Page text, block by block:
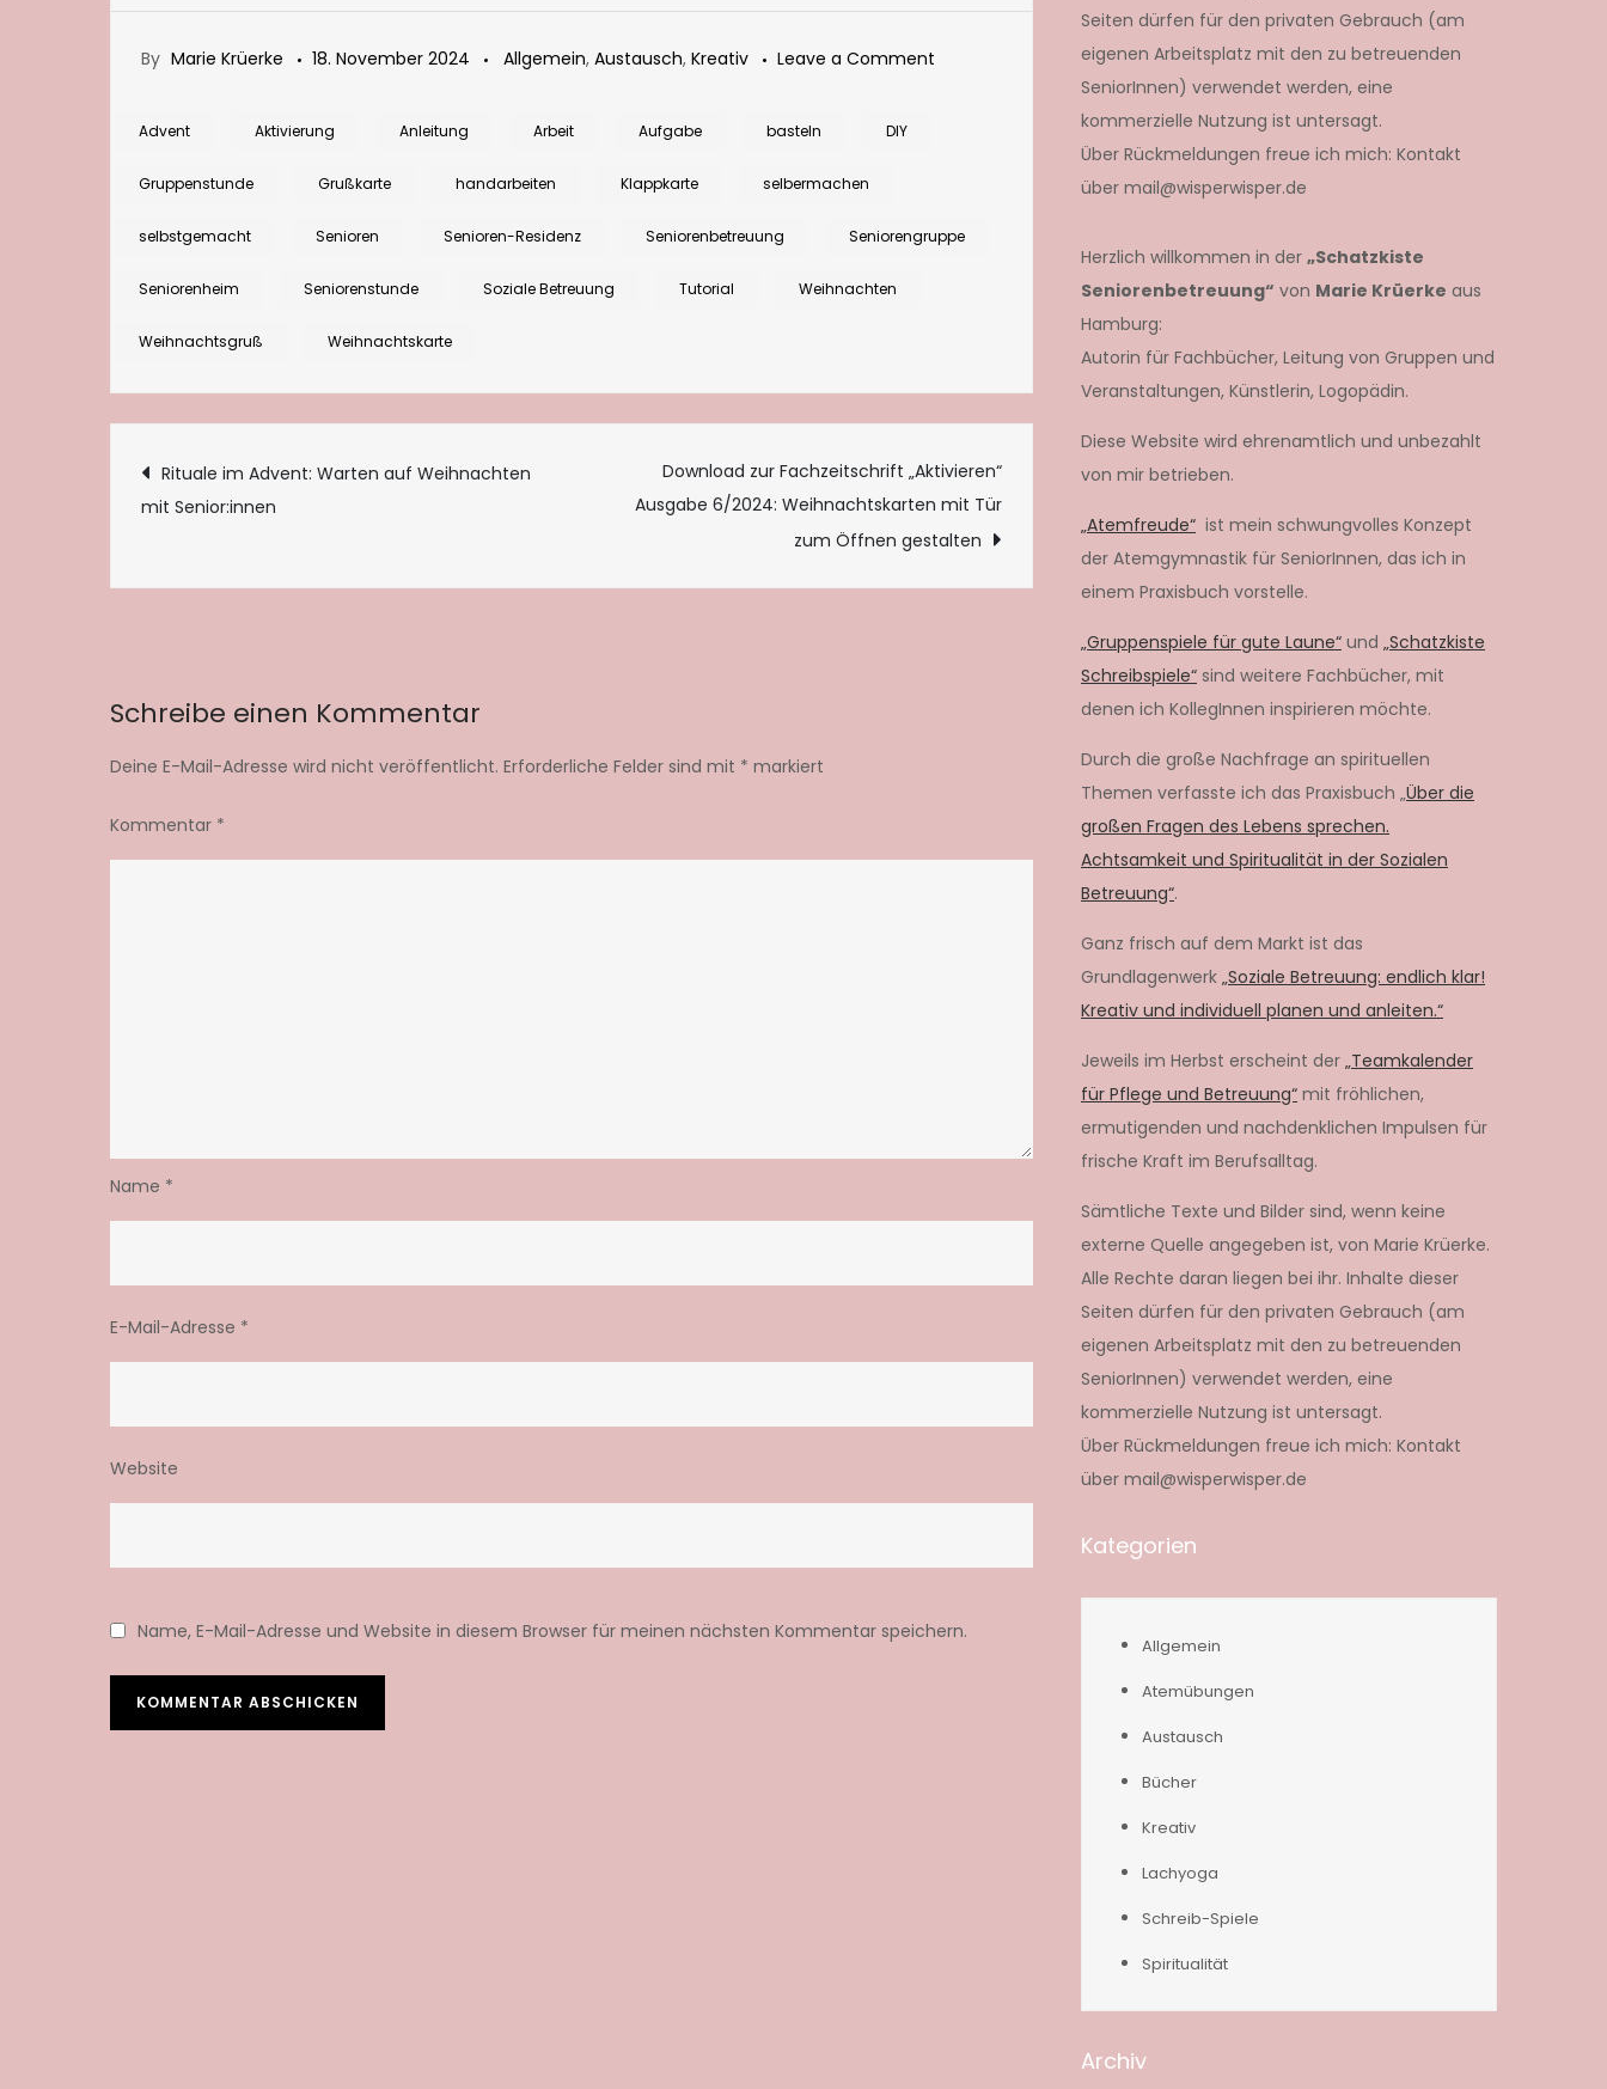
By Marie Krüerke 18. November 2024 Allgemein, Austausch, Kreativ Leave a Comment
Weihnachtskarten
Advent Aktivierung Anleitung Arbeit Aufgabe basteln DIY
Gruppenstunde Grußkarte handarbeiten Klappkarte selbermachen
selbstgemacht Senioren Senioren-Residenz Seniorenbetreuung Seniorengruppe
Seniorenheim Seniorenstunde Soziale Betreuung Tutorial Weihnachten
Weihnachtsgruß Weihnachtskarte
Beitragsnavigation
Rituale im Advent: Warten auf Weihnachten
mit Senior:innen
Download zur Fachzeitschrift „Aktivieren“
Ausgabe 6/2024: Weihnachtskarten mit Tür
zum Öffnen gestalten
Schreibe einen Kommentar
Deine E-Mail-Adresse wird nicht veröffentlicht. Erforderliche Felder sind mit * markiert
Kommentar *
Name *
E-Mail-Adresse *
Website
Name, E-Mail-Adresse und Website in diesem Browser für meinen nächsten Kommentar speichern.
Seiten dürfen für den privaten Gebrauch (am
eigenen Arbeitsplatz mit den zu betreuenden
SeniorInnen) verwendet werden, eine
kommerzielle Nutzung ist untersagt.
Über Rückmeldungen freue ich mich: Kontakt
über mail@wisperwisper.de
Herzlich willkommen in der „Schatzkiste
Seniorenbetreuung“ von Marie Krüerke aus
Hamburg:
Autorin für Fachbücher, Leitung von Gruppen und
Veranstaltungen, Künstlerin, Logopädin.
Diese Website wird ehrenamtlich und unbezahlt
von mir betrieben.
„Atemfreude“ ist mein schwungvolles Konzept
der Atemgymnastik für SeniorInnen, das ich in
einem Praxisbuch vorstelle.
„Gruppenspiele für gute Laune“ und „Schatzkiste
Schreibspiele“ sind weitere Fachbücher, mit
denen ich KollegInnen inspirieren möchte.
Durch die große Nachfrage an spirituellen
Themen verfasste ich das Praxisbuch „Über die
großen Fragen des Lebens sprechen.
Achtsamkeit und Spiritualität in der Sozialen
Betreuung“.
Ganz frisch auf dem Markt ist das
Grundlagenwerk „Soziale Betreuung: endlich klar!
Kreativ und individuell planen und anleiten.“
Jeweils im Herbst erscheint der „Teamkalender
für Pflege und Betreuung“ mit fröhlichen,
ermutigenden und nachdenklichen Impulsen für
frische Kraft im Berufsalltag.
Sämtliche Texte und Bilder sind, wenn keine
externe Quelle angegeben ist, von Marie Krüerke.
Alle Rechte daran liegen bei ihr. Inhalte dieser
Seiten dürfen für den privaten Gebrauch (am
eigenen Arbeitsplatz mit den zu betreuenden
SeniorInnen) verwendet werden, eine
kommerzielle Nutzung ist untersagt.
Über Rückmeldungen freue ich mich: Kontakt
über mail@wisperwisper.de
Kategorien
Allgemein
Atemübungen
Austausch
Bücher
Kreativ
Lachyoga
Schreib-Spiele
Spiritualität
Archiv